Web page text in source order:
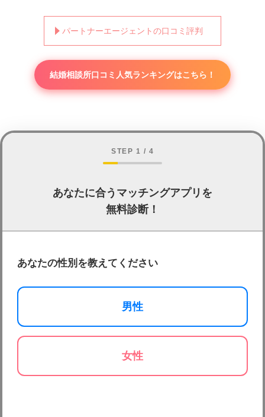
パートナーエージェントの口コミ評判
結婚相談所口コミ人気ランキングはこちら！
STEP 1 / 4
あなたに合うマッチングアプリを
無料診断！
あなたの性別を教えてください
男性
女性